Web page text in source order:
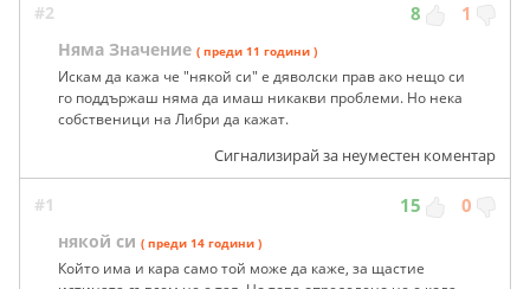
#2 8 1
Няма Значение ( преди 11 години )
Искам да кажа че "някой си" е дяволски прав ако нещо си
го поддържаш няма да имаш никакви проблеми. Но нека
собственици на Либри да кажат.
Сигнализирай за неуместен коментар
#1 15 0
някой си ( преди 14 години )
Който има и кара само той може да каже, за щастие